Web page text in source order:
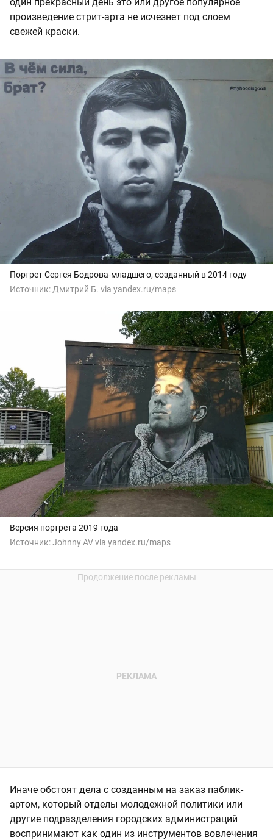
произведение стрит-арта не исчезнет под слоем
свежей краски.
Портрет Сергея Бодрова-младшего, созданный в 2014 году
Источник: Дмитрий Б. via yandex.ru/maps
Версия портрета 2019 года
Источник:Johnny AV via yandex.ru/maps
Иначе обстоят дела с созданным на заказ паблик-
артом, который отделы молодежной политики или
другие подразделения городских администраций
воспринимают как один из инструментов вовлечения